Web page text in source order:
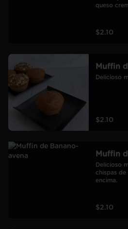
queso
$2.10
Muffin
Delicioso
$2.10
Muffin
Delicioso
chispas
encima.
$2.10